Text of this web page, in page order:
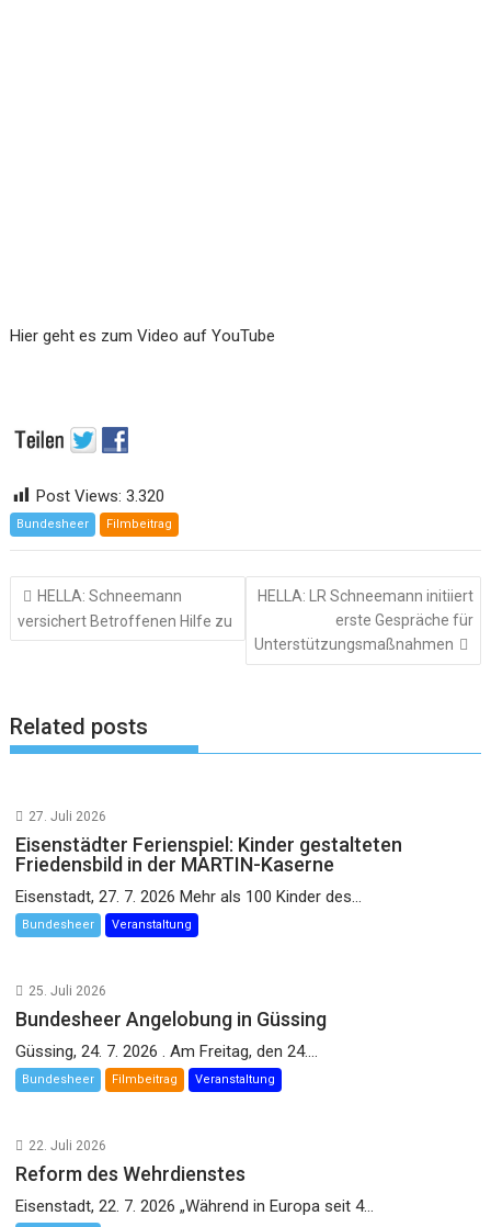
Hier geht es zum Video auf YouTube
Post Views: 3.320
Bundesheer Filmbeitrag
Beitragsnavigation
HELLA: Schneemann
versichert Betroffenen Hilfe zu
HELLA: LR Schneemann initiiert
erste Gespräche für
Unterstützungsmaßnahmen
Related posts
27. Juli 2026
Eisenstädter Ferienspiel: Kinder gestalteten
Friedensbild in der MARTIN-Kaserne
Eisenstadt, 27. 7. 2026 Mehr als 100 Kinder des...
Bundesheer Veranstaltung
25. Juli 2026
Bundesheer Angelobung in Güssing
Güssing, 24. 7. 2026 . Am Freitag, den 24....
Bundesheer Filmbeitrag Veranstaltung
22. Juli 2026
Reform des Wehrdienstes
Eisenstadt, 22. 7. 2026 „Während in Europa seit 4...